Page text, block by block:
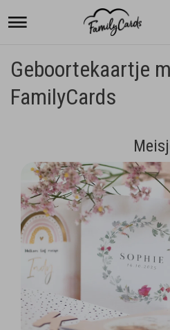
Geboortekaartje
FamilyCards